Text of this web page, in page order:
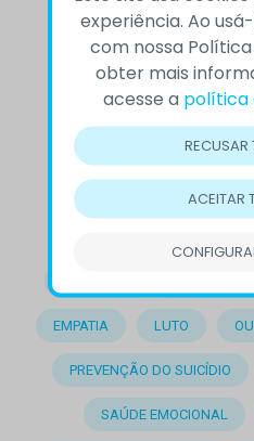
10 DE SETEMBRO
AUTOCONHECIMENTO
COMPORTAMENTO
EMPATIA LUTO
PREVENÇÃO DO SUICÍDIO
SAÚDE EMOCIONAL
experiência. Ao
com nossa
obter mais
acesse a política
RECUSAR
ACEITAR